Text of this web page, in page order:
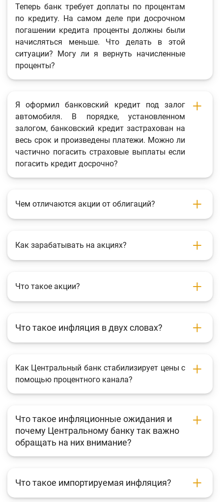
Теперь банк требует доплаты по процентам
по кредиту. На самом деле при досрочном
погашении кредита проценты должны были
начисляться меньше. Что делать в этой
ситуации? Могу ли я вернуть начисленные
проценты?
Я оформил банковский кредит под залог
автомобиля. В порядке, установленном
залогом, банковский кредит застрахован на
весь срок и произведены платежи. Можно ли
частично погасить страховые выплаты если
погасить кредит досрочно?
Чем отличаются акции от облигаций?
Как зарабатывать на акциях?
Что такое акции?
Что такое инфляция в двух словах?
Как Центральный банк стабилизирует цены с
помощью процентного канала?
Что такое инфляционные ожидания и
почему Центральному банку так важно
обращать на них внимание?
Что такое импортируемая инфляция?